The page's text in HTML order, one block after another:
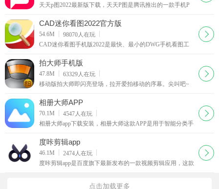
天天p图2022最新版下载，天天P图是腾讯推出的一款手机P
镜，而天天P图软件就给了我们很好的秀秀自己的机会
CAD迷你看图2022官方版
54.6M 98070人在玩
CAD迷你看图手机版2022是最快、最小的DWG手机看图工
迷你看图是最快、最小的DWG看图工具。
下载
拍大师手机版
47.8M 63329人在玩
移动版拍大师即闪亮登场，拉开爱拍移动的序幕。尖叫吧~
视频创作变得简单，随时随地创作大时代已经到来，准备好
你的手机吧。
下载
相册大师APP
70.1M 4547人在玩
相册大师app下载安装，相册大师这款APP是用于智能分类手
管理，为用户带来相册的极速体验，欢迎免费下载，以及更
方便的感受
下载
度咔剪辑app
46.1M 2474人在玩
度咔剪辑app是百度旗下最新发布的一款视频剪辑应用，这款
下载
点击加载更多